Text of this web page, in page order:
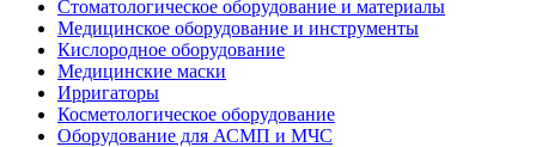
Стоматологическое оборудование и материалы
Медицинское оборудование и инструменты
Кислородное оборудование
Медицинские маски
Ирригаторы
Косметологическое оборудование
Оборудование для АСМП и МЧС